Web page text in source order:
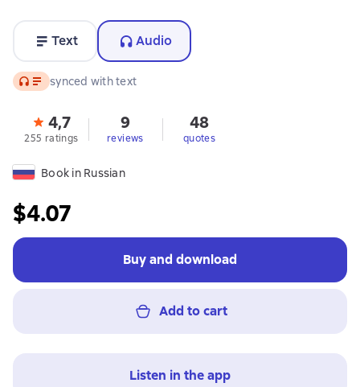
Text Audio
Audio synced with text
4,7
255 ratings
9
reviews
48
quotes
Book in Russian
$4.07
Buy and download
Add to cart
Listen in the app